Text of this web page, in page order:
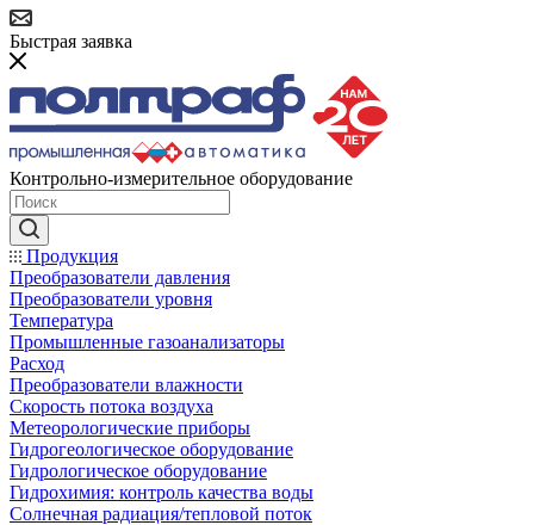
Быстрая заявка
Контрольно-измерительное оборудование
Продукция
Преобразователи давления
Преобразователи уровня
Температура
Промышленные газоанализаторы
Расход
Преобразователи влажности
Скорость потока воздуха
Метеорологические приборы
Гидрогеологическое оборудование
Гидрологическое оборудование
Гидрохимия: контроль качества воды
Солнечная радиация/тепловой поток